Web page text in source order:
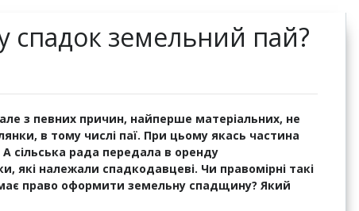
спадок земельний пай?
з певних причин, найперше матеріальних, не
в тому числі паї. При цьому якась частина
А сільська рада передала в оренду
які належали спадкодавцеві. Чи правомірні такі
право оформити земельну спадщину? Який